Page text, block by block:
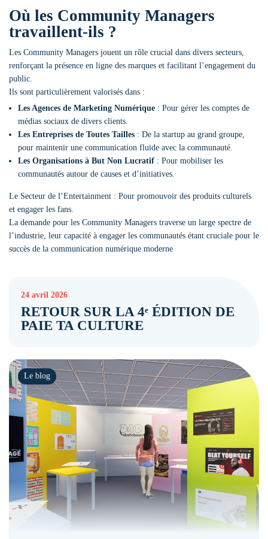
Où les Community Managers
travaillent-ils ?
Les Community Managers jouent un rôle crucial dans divers secteurs,
renforçant la présence en ligne des marques et facilitant l’engagement du
public.
Ils sont particulièrement valorisés dans :
Les Agences de Marketing Numérique : Pour gérer les comptes de
médias sociaux de divers clients.
Les Entreprises de Toutes Tailles : De la startup au grand groupe,
pour maintenir une communication fluide avec la communauté.
Les Organisations à But Non Lucratif : Pour mobiliser les
communautés autour de causes et d’initiatives.
Le Secteur de l’Entertainment : Pour promouvoir des produits culturels
et engager les fans.
La demande pour les Community Managers traverse un large spectre de
l’industrie, leur capacité à engager les communautés étant cruciale pour le
succès de la communication numérique moderne
24 avril 2026
RETOUR SUR LA 4ᵉ ÉDITION DE
PAIE TA CULTURE
Le blog